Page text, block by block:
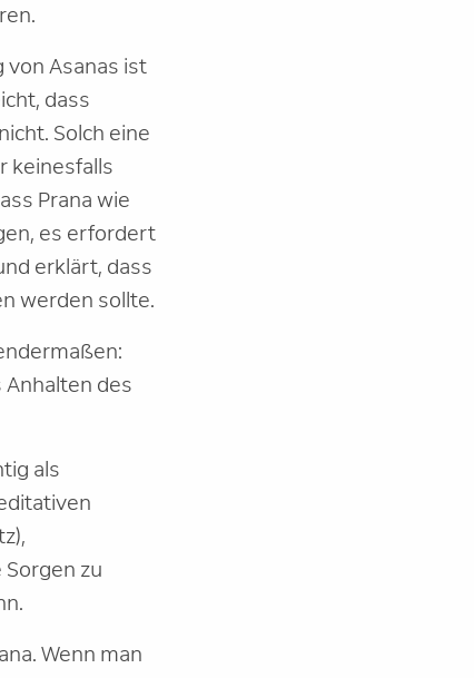
von Asanas ist
dass
Solch eine
keinesfalls
Prana wie
es erfordert
erklärt, dass
werden sollte.
Anhalten des
als
zu
Wenn man